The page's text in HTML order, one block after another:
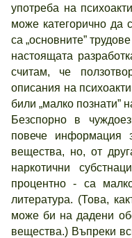
употреба на
може категорично да
са „основните”
настоящата
считам, че
описания на
били „малко познати”
Безспорно в
повече информация
вещества, но, от
наркотични
процентно - са
литература. (Това,
може би на дадени
вещества.) Въпреки